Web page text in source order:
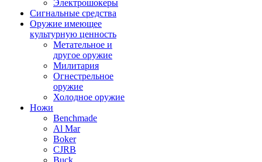
Электрошокеры
Сигнальные средства
Оружие имеющее
культурную ценность
Метательное и
другое оружие
Милитария
Огнестрельное
оружие
Холодное оружие
Ножи
Benchmade
Al Mar
Boker
CJRB
Buck